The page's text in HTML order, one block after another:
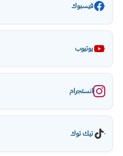
فيسبوك
يوتيوب
انستجرام
تيك توك